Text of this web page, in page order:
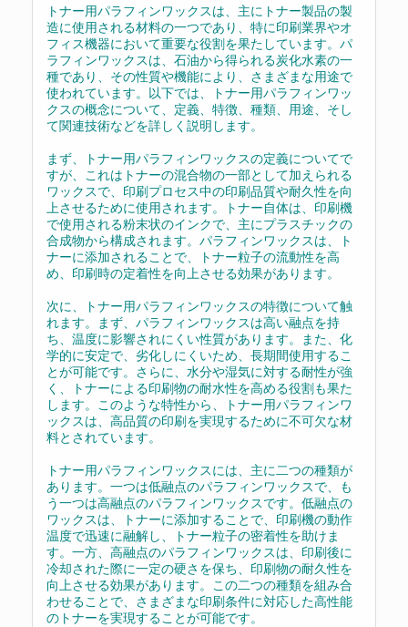
トナー用パラフィンワックスは、主にトナー製品の製
造に使用される材料の一つであり、特に印刷業界やオ
フィス機器において重要な役割を果たしています。パ
ラフィンワックスは、石油から得られる炭化水素の一
種であり、その性質や機能により、さまざまな用途で
使われています。以下では、トナー用パラフィンワッ
クスの概念について、定義、特徴、種類、用途、そし
て関連技術などを詳しく説明します。
まず、トナー用パラフィンワックスの定義についてで
すが、これはトナーの混合物の一部として加えられる
ワックスで、印刷プロセス中の印刷品質や耐久性を向
上させるために使用されます。トナー自体は、印刷機
で使用される粉末状のインクで、主にプラスチックの
合成物から構成されます。パラフィンワックスは、ト
ナーに添加されることで、トナー粒子の流動性を高
め、印刷時の定着性を向上させる効果があります。
次に、トナー用パラフィンワックスの特徴について触
れます。まず、パラフィンワックスは高い融点を持
ち、温度に影響されにくい性質があります。また、化
学的に安定で、劣化しにくいため、長期間使用するこ
とが可能です。さらに、水分や湿気に対する耐性が強
く、トナーによる印刷物の耐水性を高める役割も果た
します。このような特性から、トナー用パラフィンワ
ックスは、高品質の印刷を実現するために不可欠な材
料とされています。
トナー用パラフィンワックスには、主に二つの種類が
あります。一つは低融点のパラフィンワックスで、も
う一つは高融点のパラフィンワックスです。低融点の
ワックスは、トナーに添加することで、印刷機の動作
温度で迅速に融解し、トナー粒子の密着性を助けま
す。一方、高融点のパラフィンワックスは、印刷後に
冷却された際に一定の硬さを保ち、印刷物の耐久性を
向上させる効果があります。この二つの種類を組み合
わせることで、さまざまな印刷条件に対応した高性能
のトナーを実現することが可能です。